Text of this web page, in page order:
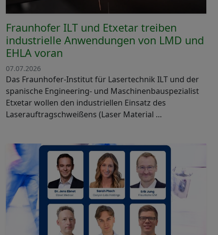
Fraunhofer ILT und Etxetar treiben
industrielle Anwendungen von LMD und
EHLA voran
07.07.2026
Das Fraunhofer-Institut für Lasertechnik ILT und der
spanische Engineering- und Maschinenbauspezialist
Etxetar wollen den industriellen Einsatz des
Laserauftragschweißens (Laser Material …